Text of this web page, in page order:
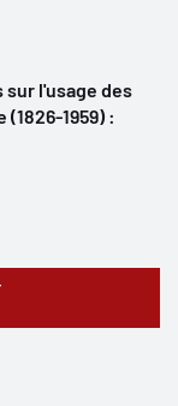
l'usage des
1959) :